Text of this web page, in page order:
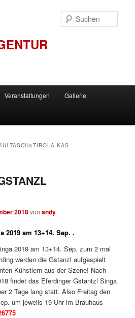
Veranstaltungen Gallerie
KAS
2018vonandy
2019 am 13+14. Sep. .
2019 am 13+14. Sep. zum 2 mal
werden die Gstanzl aufgespielt
Künstlern aus der Szene! Nach
findet das Eferdinger Gstantzl Singa
2 Tage lang statt. Also Freitag den
um jeweils 19 Uhr im Bräuhaus